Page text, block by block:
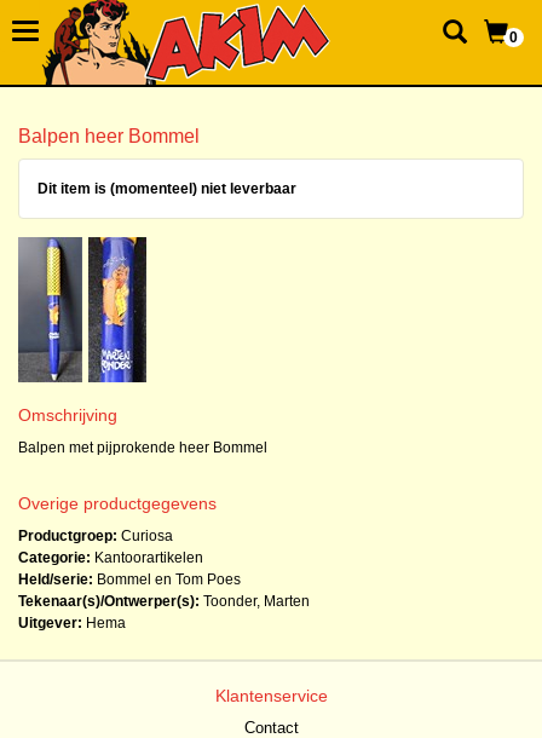
0
Balpen heer Bommel
Dit item is (momenteel) niet leverbaar
Omschrijving
Balpen met pijprokende heer Bommel
Overige productgegevens
Productgroep: Curiosa
Categorie: Kantoorartikelen
Held/serie: Bommel en Tom Poes
Tekenaar(s)/Ontwerper(s): Toonder, Marten
Uitgever: Hema
Klantenservice
Contact